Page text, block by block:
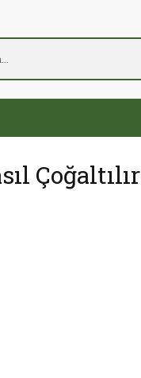
Çoğaltılır